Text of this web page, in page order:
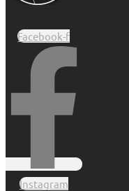
Facebook-f
Instagram